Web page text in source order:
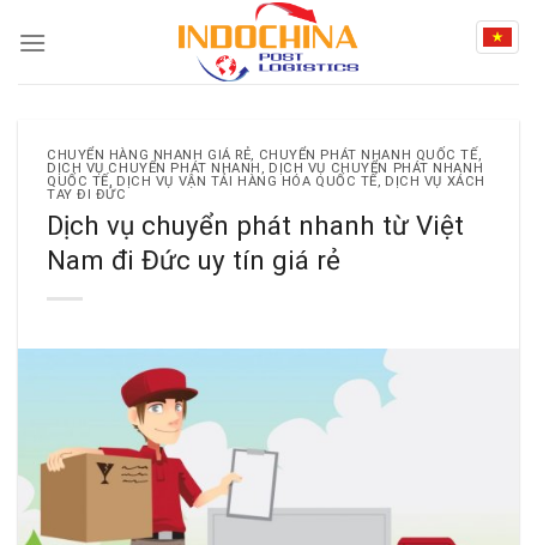
CHUYỂN HÀNG NHANH GIÁ RẺ, CHUYỂN PHÁT NHANH QUỐC TẾ,
DỊCH VỤ CHUYỂN PHÁT NHANH , DỊCH VỤ CHUYỂN PHÁT NHANH
QUỐC TẾ, DỊCH VỤ VẬN TẢI HÀNG HÓA QUỐC TẾ, DỊCH VỤ XÁCH
TAY ĐI ĐỨC
Dịch vụ chuyển phát nhanh từ Việt
Nam đi Đức uy tín giá rẻ